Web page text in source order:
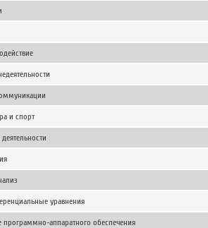
и спорт
уравнения
программно-аппаратного обеспечения